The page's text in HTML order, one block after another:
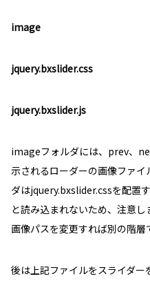
image
jquery.bxslider.css
jquery.bxslider.js
imageフォルダには、prev、
示されるローダーの画像ファ
ダはjquery.bxslider.cssを配置
と読み込まれないため、注意
画像パスを変更すれば別の階層
後は上記ファイルをスライダ